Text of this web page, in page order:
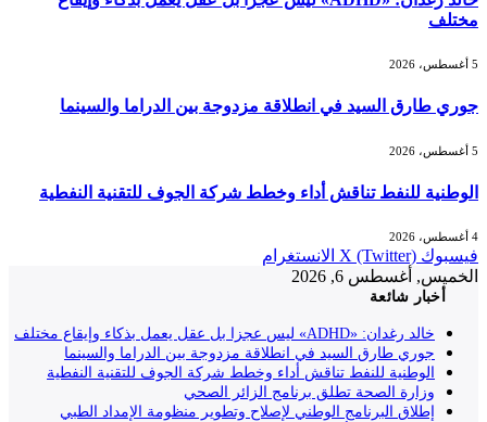
مختلف
جوري طارق السيد في انطلاقة مزدوجة بين الدراما والسينما
الوطنية للنفط تناقش أداء وخطط شركة الجوف للتقنية النفطية
فيسبوك X (Twitter) الانستغرام
الخميس, أغسطس 6, 2026
أخبار شائعة
خالد رغدان: «ADHD» ليس عجزا بل عقل يعمل بذكاء وإيقاع مختلف
جوري طارق السيد في انطلاقة مزدوجة بين الدراما والسينما
الوطنية للنفط تناقش أداء وخطط شركة الجوف للتقنية النفطية
وزارة الصحة تطلق برنامج الزائر الصحي
إطلاق البرنامج الوطني لإصلاح وتطوير منظومة الإمداد الطبي